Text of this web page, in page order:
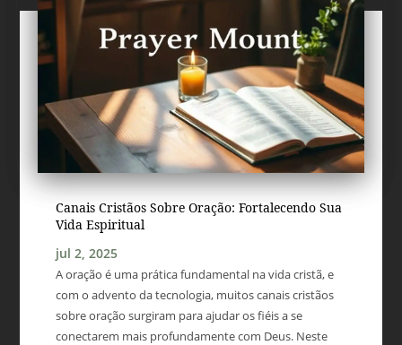
Canais Cristãos Sobre Oração: Fortalecendo Sua
Vida Espiritual
jul 2, 2025
A oração é uma prática fundamental na vida cristã, e
com o advento da tecnologia, muitos canais cristãos
sobre oração surgiram para ajudar os fiéis a se
conectarem mais profundamente com Deus. Neste